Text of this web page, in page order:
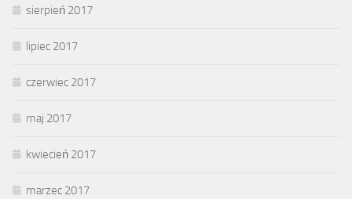
sierpień 2017
lipiec 2017
czerwiec 2017
maj 2017
kwiecień 2017
marzec 2017